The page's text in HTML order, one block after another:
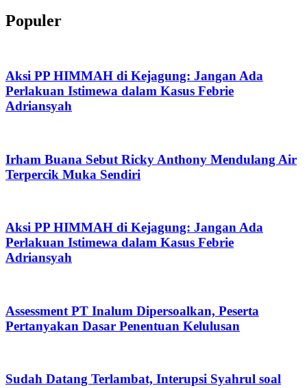
Populer
Aksi PP HIMMAH di Kejagung: Jangan Ada
Perlakuan Istimewa dalam Kasus Febrie
Adriansyah
Irham Buana Sebut Ricky Anthony Mendulang Air
Terpercik Muka Sendiri
Aksi PP HIMMAH di Kejagung: Jangan Ada
Perlakuan Istimewa dalam Kasus Febrie
Adriansyah
Assessment PT Inalum Dipersoalkan, Peserta
Pertanyakan Dasar Penentuan Kelulusan
Sudah Datang Terlambat, Interupsi Syahrul soal